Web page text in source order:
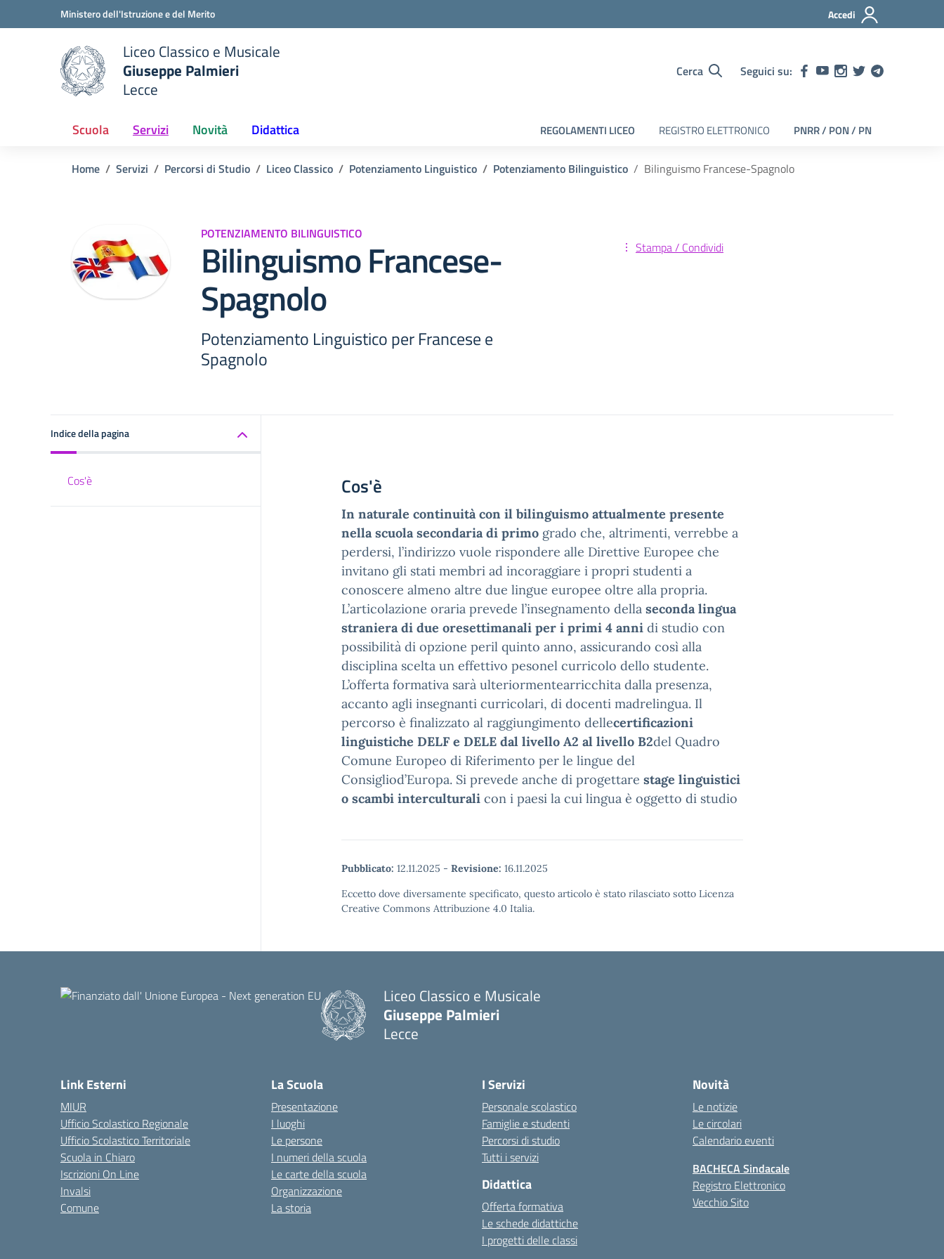
Vai ai contenuti
Vai al menu di navigazioneMinistero dell'Istruzione e del Merito Accedi
scuola
Liceo Classico e Musicale
Giuseppe Palmieri
Lecce
Cerca Seguici su:
Scuola Servizi Novità Didattica REGOLAMENTI LICEO REGISTRO ELETTRONICO PNRR / PON / PN
Home Servizi Percorsi di Studio Liceo Classico Potenziamento Linguistico Potenziamento Bilinguistico Bilinguismo Francese-Spagnolo
POTENZIAMENTO BILINGUISTICO
Bilinguismo Francese-
Spagnolo
Potenziamento Linguistico per Francese e
Spagnolo
Stampa / Condividi
Indice della pagina
Cos'è Cos'è
In naturale continuità con il bilinguismo attualmente presente
nella scuola secondaria di primo grado che, altrimenti, verrebbe a
perdersi, l’indirizzo vuole rispondere alle Direttive Europee che
invitano gli stati membri ad incoraggiare i propri studenti a
conoscere almeno altre due lingue europee oltre alla propria.
L’articolazione oraria prevede l’insegnamento della seconda lingua
straniera di due oresettimanali per i primi 4 anni di studio con
possibilità di opzione peril quinto anno, assicurando così alla
disciplina scelta un effettivo pesonel curricolo dello studente.
L’offerta formativa sarà ulteriormentearricchita dalla presenza,
accanto agli insegnanti curricolari, di docenti madrelingua. Il
percorso è finalizzato al raggiungimento dellecertificazioni
linguistiche DELF e DELE dal livello A2 al livello B2del Quadro
Comune Europeo di Riferimento per le lingue del
Consigliod’Europa. Si prevede anche di progettare stage linguistici
o scambi interculturali con i paesi la cui lingua è oggetto di studio
Pubblicato: 12.11.2025 - Revisione: 16.11.2025
Eccetto dove diversamente specificato, questo articolo è stato rilasciato sotto Licenza
Creative Commons Attribuzione 4.0 Italia.
Liceo Classico e Musicale
Giuseppe Palmieri
Lecce
Link Esterni
MIUR
Ufficio Scolastico Regionale
Ufficio Scolastico Territoriale
Scuola in Chiaro
Iscrizioni On Line
Invalsi
Comune
La Scuola
Presentazione
I luoghi
Le persone
I numeri della scuola
Le carte della scuola
Organizzazione
La storia
I Servizi
Personale scolastico
Famiglie e studenti
Percorsi di studio
Tutti i servizi
Didattica
Offerta formativa
Le schede didattiche
I progetti delle classi
Novità
Le notizie
Le circolari
Calendario eventi
BACHECA Sindacale
Registro Elettronico
Vecchio Sito